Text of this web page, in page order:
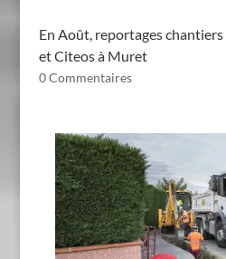
En Août, reportages
et Citeos à Muret
0 Commentaires